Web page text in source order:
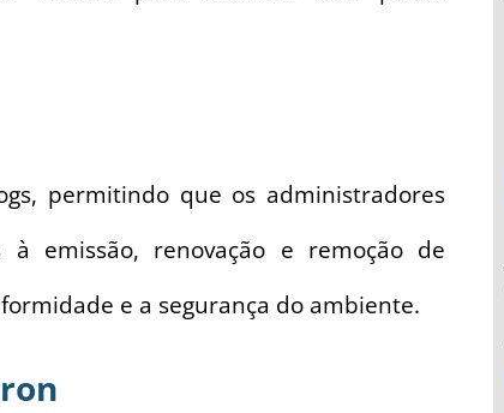
permitindo que os administradores
emissão, renovação e remoção de
e a segurança do ambiente.